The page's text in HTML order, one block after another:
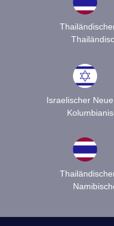
Israelischer